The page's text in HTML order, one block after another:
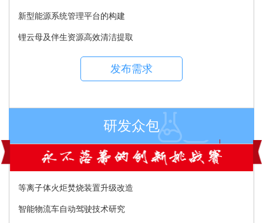
新型能源系统管理平台的构建
锂云母及伴生资源高效清洁提取
发布需求
研发众包
等离子体火炬焚烧装置升级改造
智能物流车自动驾驶技术研究